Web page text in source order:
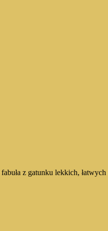
z gatunku lekkich,